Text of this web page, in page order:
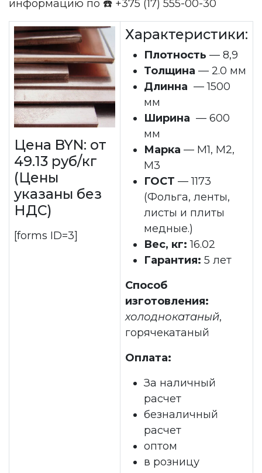
информацию по ☎️ +375 (17) 555-00-30
Цена BYN: от
49.13 руб/кг
(Цены
указаны без
НДС)
[forms ID=3]
Характеристики:
Плотность — 8,9
Толщина — 2.0 мм
Длинна — 1500
мм
Ширина — 600
мм
Марка — М1, М2,
М3
ГОСТ — 1173
(Фольга, ленты,
листы и плиты
медные.)
Вес, кг: 16.02
Гарантия: 5 лет
Способ
изготовления:
холоднокатаный,
горячекатаный
Оплата:
За наличный
расчет
безналичный
расчет
оптом
в розницу